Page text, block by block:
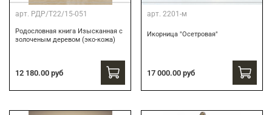
арт. РДР/Т22/15-051
Родословная книга Изысканная с
золоченым деревом (эко-кожа)
12 180.00 руб
арт. 2201-м
Икорница "Осетровая"
17 000.00 руб